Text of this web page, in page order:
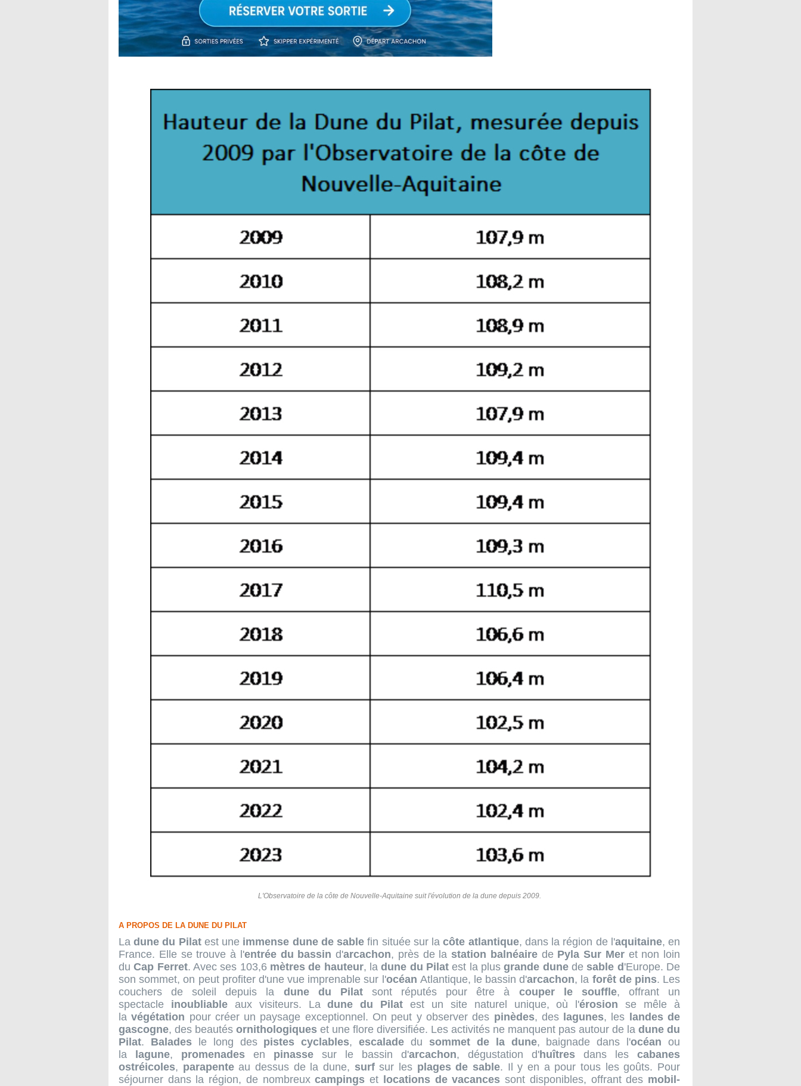
L'Observatoire de la côte de Nouvelle-Aquitaine suit l'évolution de la dune depuis 2009.
A PROPOS DE LA DUNE DU PILAT
Ladune du Pilatest une immense dune de sable fin située sur lacôte atlantique, dans la région de l'aquitaine, en
France. Elle se trouve à l'entrée du bassin d'arcachon, près de la station balnéairede Pyla Sur Meret non loin
duCap Ferret. Avec ses 103,6 mètres de hauteur, ladune du Pilat est la plusgrande dunede sable d 'Europe. De
son sommet, on peut profiter d'une vue imprenable sur l'océan Atlantique, le bassin d'arcachon, la forêt de pins. Les
couchers de soleil depuis la dune du Pilatsont réputés pour être à couper le souffle, offrant un
spectacle inoubliableaux visiteurs. Ladune du Pilat est un site naturel unique, où l'érosion se mêle à
lavégétation pour créer un paysage exceptionnel. On peut y observer des pinèdes, des lagunes, les
landes de
gascogne, des beautés ornithologiques et une flore diversifiée. Les activités ne manquent pas autour de la dune du
Pilat. Baladesle long des pistes cyclables,escalade du sommet de la dune, baignade dans l'océan ou
la
lagune, promenades en pinasse sur le bassin d'arcachon, dégustation d'huîtres dans les cabanes
ostréicoles, parapenteau dessus de la dune, surfsur les plages de sable. Il y en a pour tous les goûts. Pour
séjourner dans la région, de nombreuxcampings et locations de vacances sont disponibles, offrant des mobil-